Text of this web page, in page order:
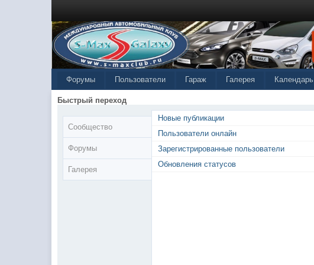
Форумы Пользователи Гараж Галерея Календарь
Быстрый переход
Сообщество
Форумы
Галерея
Новые публикации
Пользователи онлайн
Зарегистрированные пользователи
Обновления статусов